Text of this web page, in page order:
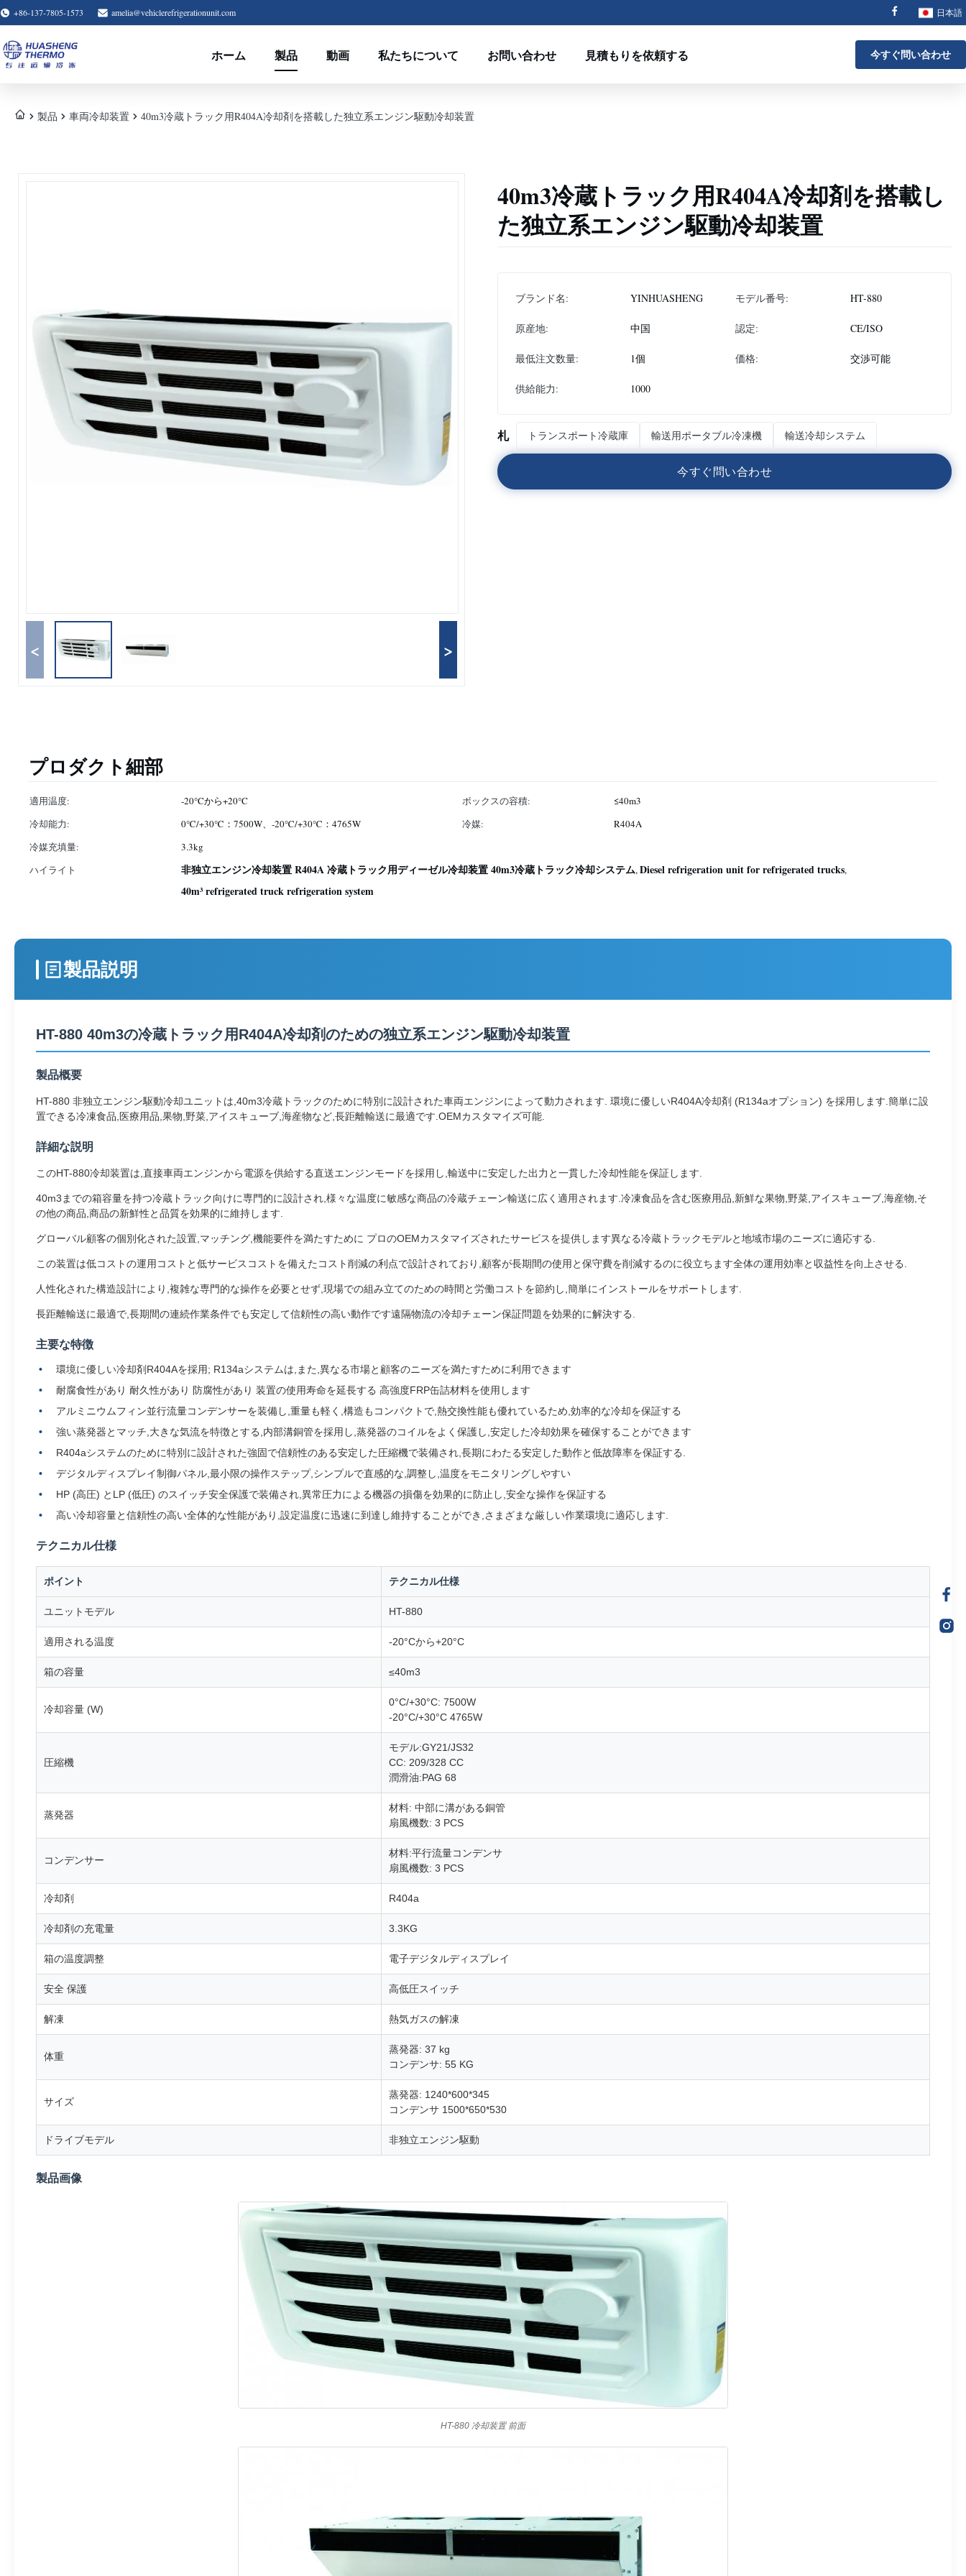
+86-137-7805-1573 amelia@vehiclerefrigerationunit.com 日本語
ホーム 製品 動画 私たちについて お問い合わせ 見積もりを依頼する 今すぐ問い合わせ
製品 車両冷却装置 40m3冷蔵トラック用R404A冷却剤を搭載した独立系エンジン駆動冷却装置
< >
40m3冷蔵トラック用R404A冷却剤を搭載し
た独立系エンジン駆動冷却装置
ブランド名: YINHUASHENG モデル番号: HT-880
原産地: 中国 認定: CE/ISO
最低注文数量: 1個 価格: 交渉可能
供給能力: 1000
札 トランスポート冷蔵庫 輸送用ポータブル冷凍機 輸送冷却システム
今すぐ問い合わせ
プロダクト細部
適用温度: -20°Cから+20°C ボックスの容積:
≤40m3
冷却能力:
0℃/+30℃：7500W、-20℃/+30℃：4765W 冷媒:
R404A
冷媒充填量:
3.3kg
ハイライト
非独立エンジン冷却装置 R404A 冷蔵トラック用ディーゼル冷却装置 40m3冷蔵トラック冷却システム,Diesel refrigeration unit for refrigerated trucks,
40m³ refrigerated truck refrigeration system
製品説明
HT-880 40m3の冷蔵トラック用R404A冷却剤のための独立系エンジン駆動冷却装置
製品概要
HT-880 非独立エンジン駆動冷却ユニットは,40m3冷蔵トラックのために特別に設計された車両エンジンによって動力されます. 環境に優しいR404A冷却剤 (R134aオプション) を採用します.簡単に設
置できる冷凍食品,医療用品,果物,野菜,アイスキューブ,海産物など,長距離輸送に最適です.OEMカスタマイズ可能.
詳細な説明
このHT-880冷却装置は,直接車両エンジンから電源を供給する直送エンジンモードを採用し,輸送中に安定した出力と一貫した冷却性能を保証します.
40m3までの箱容量を持つ冷蔵トラック向けに専門的に設計され,様々な温度に敏感な商品の冷蔵チェーン輸送に広く適用されます.冷凍食品を含む医療用品,新鮮な果物,野菜,アイスキューブ,海産物,そ
の他の商品,商品の新鮮性と品質を効果的に維持します.
グローバル顧客の個別化された設置,マッチング,機能要件を満たすために プロのOEMカスタマイズされたサービスを提供します異なる冷蔵トラックモデルと地域市場のニーズに適応する.
この装置は低コストの運用コストと低サービスコストを備えたコスト削減の利点で設計されており,顧客が長期間の使用と保守費を削減するのに役立ちます全体の運用効率と収益性を向上させる.
人性化された構造設計により,複雑な専門的な操作を必要とせず,現場での組み立てのための時間と労働コストを節約し,簡単にインストールをサポートします.
長距離輸送に最適で,長期間の連続作業条件でも安定して信頼性の高い動作です遠隔物流の冷却チェーン保証問題を効果的に解決する.
主要な特徴
環境に優しい冷却剤R404Aを採用; R134aシステムは,また,異なる市場と顧客のニーズを満たすために利用できます
耐腐食性があり 耐久性があり 防腐性があり 装置の使用寿命を延長する 高強度FRP缶詰材料を使用します
アルミニウムフィン並行流量コンデンサーを装備し,重量も軽く,構造もコンパクトで,熱交換性能も優れているため,効率的な冷却を保証する
強い蒸発器とマッチ,大きな気流を特徴とする,内部溝銅管を採用し,蒸発器のコイルをよく保護し,安定した冷却効果を確保することができます
R404aシステムのために特別に設計された強固で信頼性のある安定した圧縮機で装備され,長期にわたる安定した動作と低故障率を保証する.
デジタルディスプレイ制御パネル,最小限の操作ステップ,シンプルで直感的な,調整し,温度をモニタリングしやすい
HP (高圧) とLP (低圧) のスイッチ安全保護で装備され,異常圧力による機器の損傷を効果的に防止し,安全な操作を保証する
高い冷却容量と信頼性の高い全体的な性能があり,設定温度に迅速に到達し維持することができ,さまざまな厳しい作業環境に適応します.
テクニカル仕様
ポイント テクニカル仕様
ユニットモデル HT-880
適用される温度 -20°Cから+20°C
箱の容量 ≤40m3
冷却容量 (W)
0°C/+30°C: 7500W
-20°C/+30°C 4765W
圧縮機
モデル:GY21/JS32
CC: 209/328 CC
潤滑油:PAG 68
蒸発器
材料: 中部に溝がある銅管
扇風機数: 3 PCS
コンデンサー
材料:平行流量コンデンサ
扇風機数: 3 PCS
冷却剤 R404a
冷却剤の充電量 3.3KG
箱の温度調整 電子デジタルディスプレイ
安全 保護 高低圧スイッチ
解凍 熱気ガスの解凍
体重
蒸発器: 37 kg
コンデンサ: 55 KG
サイズ
蒸発器: 1240*600*345
コンデンサ 1500*650*530
ドライブモデル 非独立エンジン駆動
製品画像
HT-880 冷却装置 前面